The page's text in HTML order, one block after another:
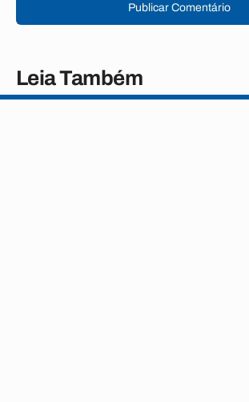
Publicar Comentário
Leia Também